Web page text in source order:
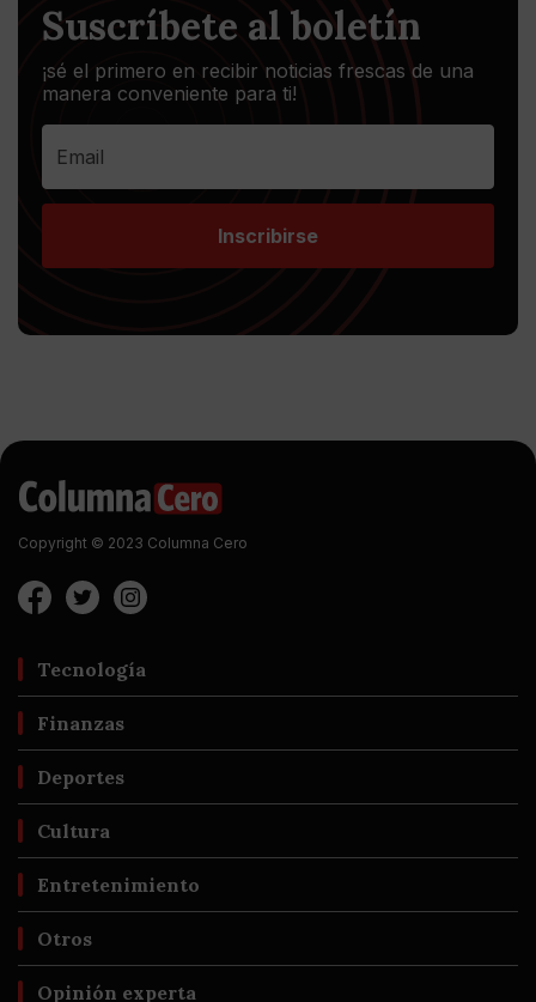
Suscríbete al boletín
¡sé el primero en recibir noticias frescas de una
manera conveniente para ti!
Inscribirse
Copyright © 2023 Columna Cero
Tecnología
Finanzas
Deportes
Cultura
Entretenimiento
Otros
Opinión experta